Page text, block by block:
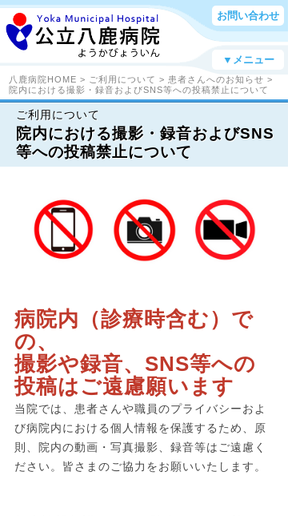
お問い合わせ
▼メニュー
八鹿病院HOME > ご利用について > 患者さんへのお知らせ >
院内における撮影・録音およびSNS等への投稿禁止について
ご利用について
院内における撮影・録音およびSNS
等への投稿禁止について
病院内（診療時含む）で
の、
撮影や録音、SNS等への
投稿はご遠慮願います
当院では、患者さんや職員のプライバシーおよ
び病院内における個人情報を保護するため、原
則、院内の動画・写真撮影、録音等はご遠慮く
ださい。皆さまのご協力をお願いいたします。